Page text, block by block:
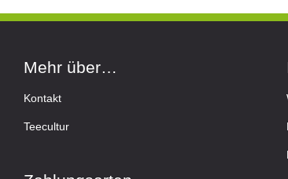
Mehr über…
Kontakt
Teecultur